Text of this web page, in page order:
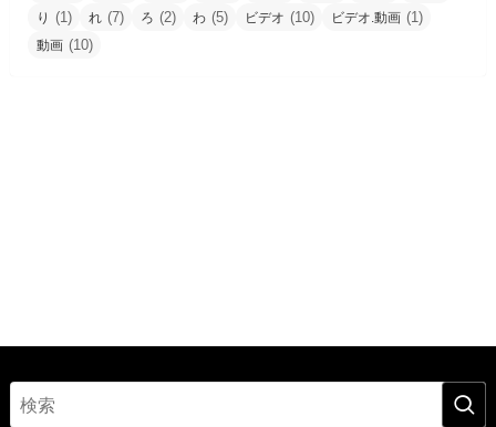
り (1) れ (7) ろ (2) わ (5) ビデオ (10) ビデオ.動画 (1)
動画 (10)